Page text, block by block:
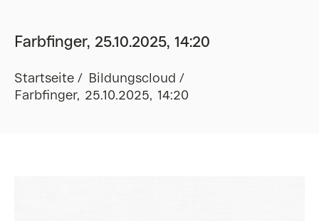
Farbfinger, 25.10.2025, 14:20
Startseite
Bildungscloud
Farbfinger, 25.10.2025, 14:20